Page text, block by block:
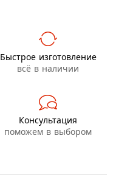
Быстрое изготовление
всё в наличии
Консультация
поможем в выбором